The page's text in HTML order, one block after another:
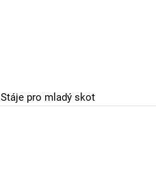
Stáje pro mladý skot